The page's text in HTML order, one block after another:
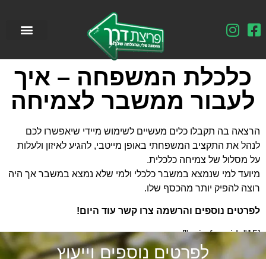
כלכלת המשפחה – איך
לעבור ממשבר לצמיחה
הרצאה בה תקבלו כלים מעשיים לשימוש מיידי שיאפשרו לכם
לנהל את התקציב המשפחתי באופן מייטבי, להגיע לאיזון ולעלות
על מסלול של צמיחה כלכלית.
מיועד למי שנמצא במשבר כלכלי ולמי שלא נמצא במשבר אך היה
רוצה להפיק יותר מהכסף שלו.
לפרטים נוספים והרשמה צרו קשר עוד היום!
[pojo-form id="15"]
לפרטים נוספים וייעוץ